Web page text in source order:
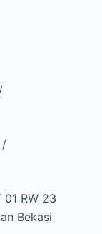
/
01 RW 23
Bekasi